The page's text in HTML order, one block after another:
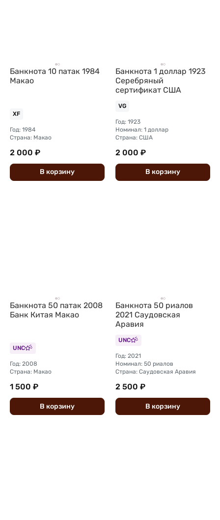
Банкнота 10 патак 1984
Макао
XF
Год: 1984
Страна: Макао
2 000 ₽
В корзину
Банкнота 1 доллар 1923
Серебряный
сертификат США
VG
Год: 1923
Номинал: 1 доллар
Страна: США
2 000 ₽
В корзину
Банкнота 50 патак 2008
Банк Китая Макао
UNC
Год: 2008
Страна: Макао
1 500 ₽
В корзину
Банкнота 50 риалов
2021 Саудовская
Аравия
UNC
Год: 2021
Номинал: 50 риалов
Страна: Саудовская Аравия
2 500 ₽
В корзину